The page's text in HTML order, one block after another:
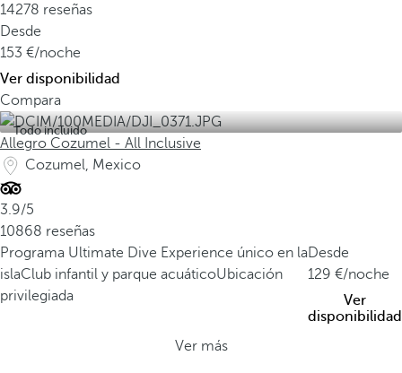
14278 reseñas
Desde
153
/noche
Ver disponibilidad
Compara
Todo incluido
Allegro Cozumel - All Inclusive
Cozumel, Mexico
3.9/5
10868 reseñas
Programa Ultimate Dive Experience único en la
islaClub infantil y parque acuáticoUbicación
privilegiada
Desde
129
/noche
Ver
disponibilidad
Ver más